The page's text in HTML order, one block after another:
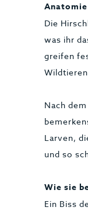
Die
was ihr
greifen
Nach
Larven,
und so
Wie sie
Ein Biss